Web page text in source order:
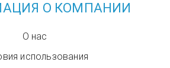
О КОМПАНИИ
О нас
использования